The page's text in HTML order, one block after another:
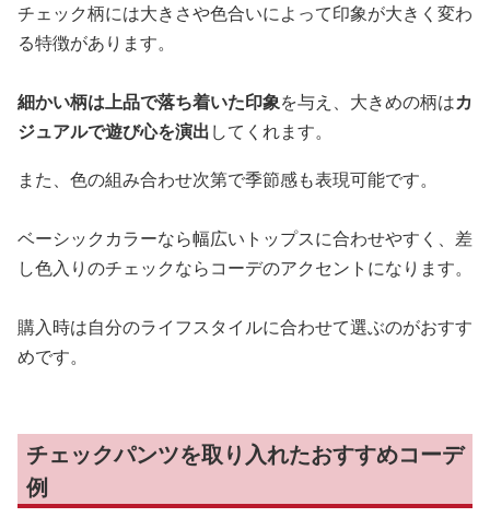
チェック柄には大きさや色合いによって印象が大きく変わ
る特徴があります。
細かい柄は上品で落ち着いた印象を与え、大きめの柄はカ
ジュアルで遊び心を演出してくれます。
また、色の組み合わせ次第で季節感も表現可能です。
ベーシックカラーなら幅広いトップスに合わせやすく、差
し色入りのチェックならコーデのアクセントになります。
購入時は自分のライフスタイルに合わせて選ぶのがおすす
めです。
チェックパンツを取り入れたおすすめコーデ
例